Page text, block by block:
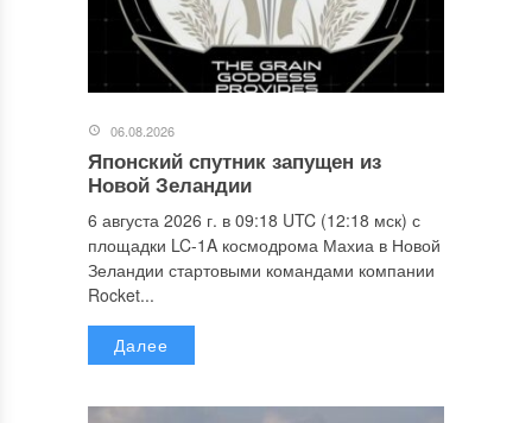
06.08.2026
Японский спутник запущен из
Новой Зеландии
6 августа 2026 г. в 09:18 UTC (12:18 мск) с
площадки LC-1A космодрома Махиа в Новой
Зеландии стартовыми командами компании
Rocket...
Далее